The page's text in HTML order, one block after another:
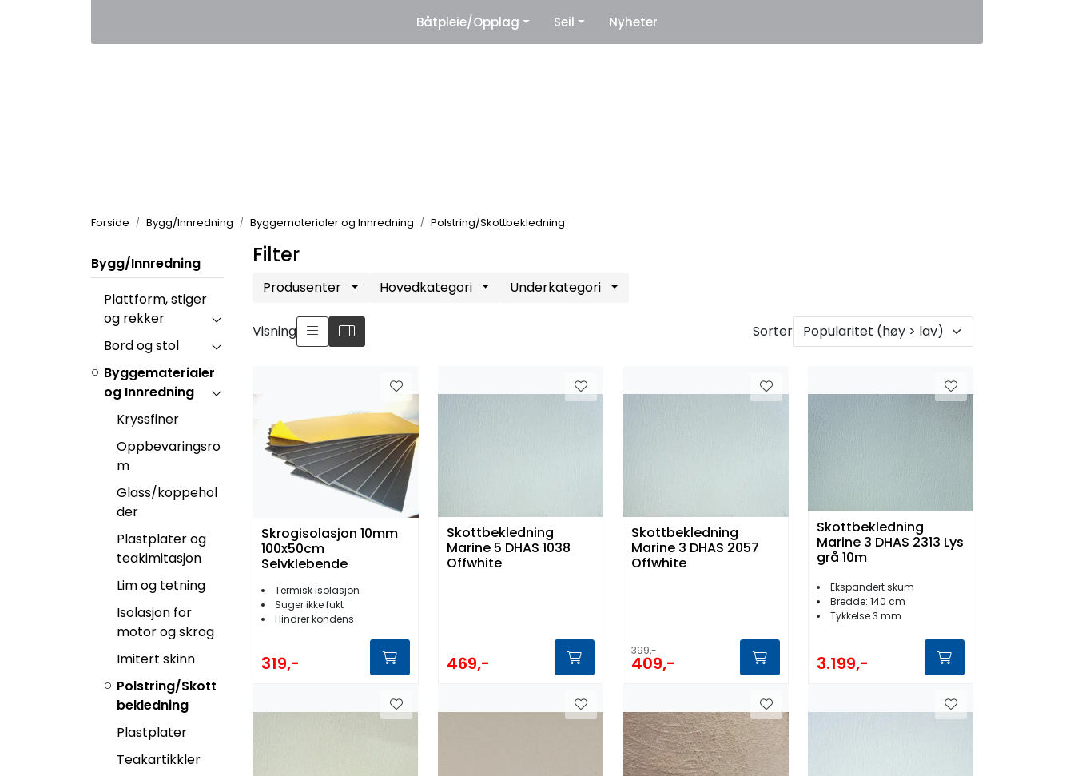
Leverandører
Båtpleie/Opplag Seil Nyheter
Forside Bygg/Innredning Byggematerialer og Innredning Polstring/Skottbekledning
Bygg/Innredning
Plattform, stiger
og rekker
Bord og stol
Byggematerialer
og Innredning
Kryssfiner
Oppbevaringsro
m
Glass/koppehol
der
Plastplater og
teakimitasjon
Lim og tetning
Isolasjon for
motor og skrog
Imitert skinn
Polstring/Skott
bekledning
Plastplater
Teakartikkler
Filter
Produsenter Hovedkategori Underkategori
Visning Sorter
Skrogisolasjon 10mm
100x50cm
Selvklebende
Termisk isolasjon
Suger ikke fukt
Hindrer kondens
319,-
Skottbekledning
Marine 5 DHAS 1038
Offwhite
469,-
Skottbekledning
Marine 3 DHAS 2057
Offwhite
399,-
409,-
Skottbekledning
Marine 3 DHAS 2313 Lys
grå 10m
Ekspandert skum
Bredde: 140 cm
Tykkelse 3 mm
3.199,-